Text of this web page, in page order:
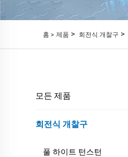
홈 > 제품 > 회전식 개찰구 >
모든 제품
회전식 개찰구
풀 하이트 턴스턴